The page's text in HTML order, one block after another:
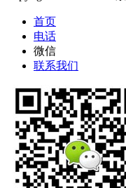
首页
电话
微信
联系我们